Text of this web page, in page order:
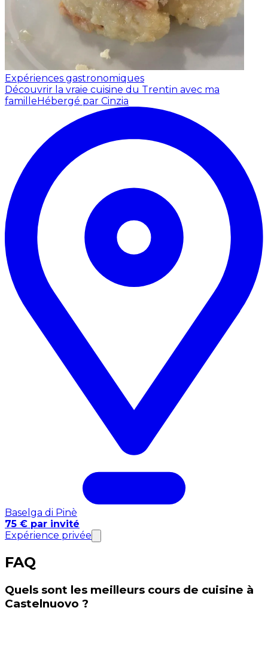
Expériences gastronomiques
Découvrir la vraie cuisine du Trentin avec ma
familleHébergé par Cinzia
Baselga di Pinè
75 € par invité
Expérience privée
FAQ
Quels sont les meilleurs cours de cuisine à
Castelnuovo ?